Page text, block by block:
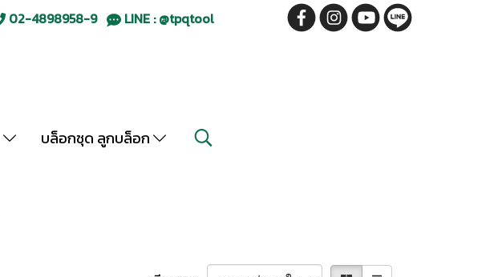
02-4898958-9 LINE : @tpqtool
บล็อกชุด ลูกบล็อก